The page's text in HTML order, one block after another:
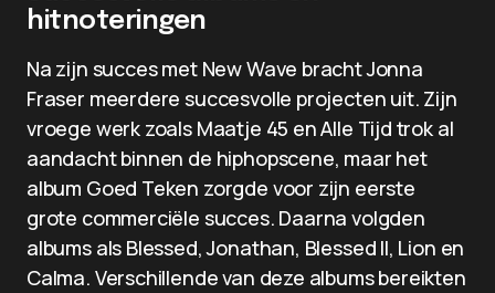
hitnoteringen
Na zijn succes met New Wave bracht Jonna
Fraser meerdere succesvolle projecten uit. Zijn
vroege werk zoals Maatje 45 en Alle Tijd trok al
aandacht binnen de hiphopscene, maar het
album Goed Teken zorgde voor zijn eerste
grote commerciële succes. Daarna volgden
albums als Blessed, Jonathan, Blessed II, Lion en
Calma. Verschillende van deze albums bereikten